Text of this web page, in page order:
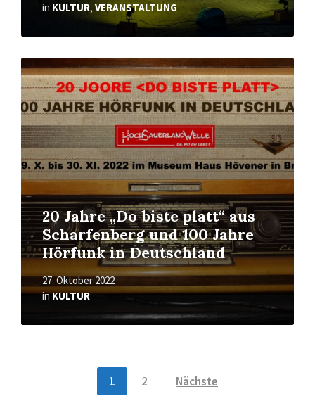
in KULTUR,VERANSTALTUNG
20 Jahre „Do biste platt“ aus
Scharfenberg und 100 Jahre
Hörfunk in Deutschland
27. Oktober 2022
inKULTUR
Mehr
erfahren
Seitennummerierung
1 2 Nächste